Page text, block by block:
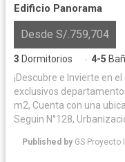
Edificio Panorama
Desde S/.759,704
3 Dormitorios · 4-5
¡Descubre e Invierte en
exclusivos
m2, Cuenta con una
Seguin N°128,
Astete) Este proyecto está rodeado de hermosos parques
Published by GS Proyecto